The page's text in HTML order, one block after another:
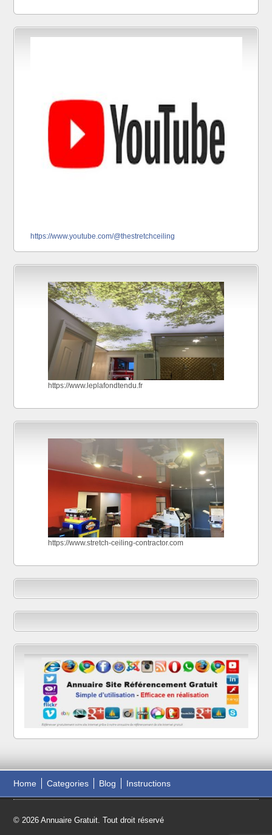
https://www.youtube.com/@thestretchceiling
https://www.leplafondtendu.fr
https://www.stretch-ceiling-contractor.com
Home Categories Blog Instructions
© 2026 Annuaire Gratuit. Tout droit réservé